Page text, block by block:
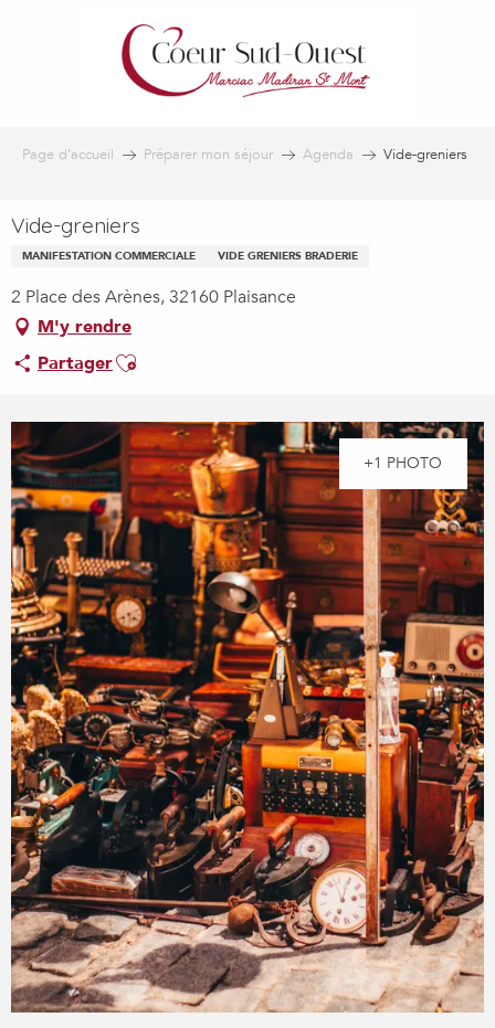
Page d’accueil Préparer mon séjour Agenda Vide-greniers
Vide-greniers
MANIFESTATION COMMERCIALE VIDE GRENIERS BRADERIE
2 Place des Arènes, 32160 Plaisance
M'y rendre
PartagerAjouter aux favoris
+1 PHOTO